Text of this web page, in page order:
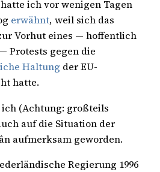
ich vor wenigen Tagen
erwähnt, weil sich das
Vorhut eines — hoffentlich
— Protests gegen die
Haltung der EU-
hatte.
(Achtung: großteils
auf die Situation der
aufmerksam geworden.
Regierung 1996